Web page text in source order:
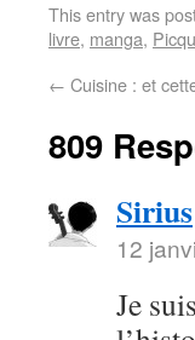
This entry was
livre, manga,
← Cuisine : et
809
Sirius
12
Je